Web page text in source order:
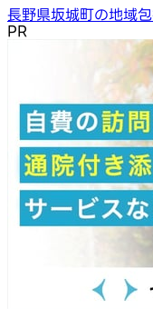
長野県坂城町の地域
PR